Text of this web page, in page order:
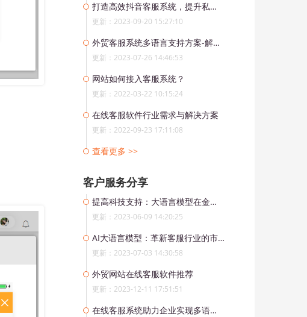
打造高效抖音客服系统，提升私信和粉丝群消息管理能力
更新：2023-09-20 15:27:10
外贸客服系统多语言支持方案-解放外贸客服压力，实现全球客户无缝沟通
更新：2023-07-26 14:46:53
网站如何接入客服系统？
更新：2022-03-22 10:15:24
在线客服软件行业需求与解决方案
更新：2022-09-23 17:11:08
查看更多 >>
客户服务分享
提高科技支持：大语言模型在金融行业中的应用
更新：2023-06-09 14:20:25
AI大语言模型：革新客服行业的市场颠覆者
更新：2023-07-03 14:30:58
外贸网站在线客服软件推荐
更新：2023-12-11 17:51:51
在线客服系统助力企业实现多语言的Instagram全球客户服务